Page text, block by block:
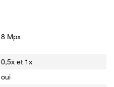
8 Mpx
0,5x et 1x
oui